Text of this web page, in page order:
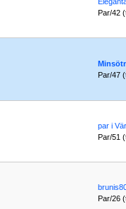
Par/42
Par/47
par i
Par/51
Par/26